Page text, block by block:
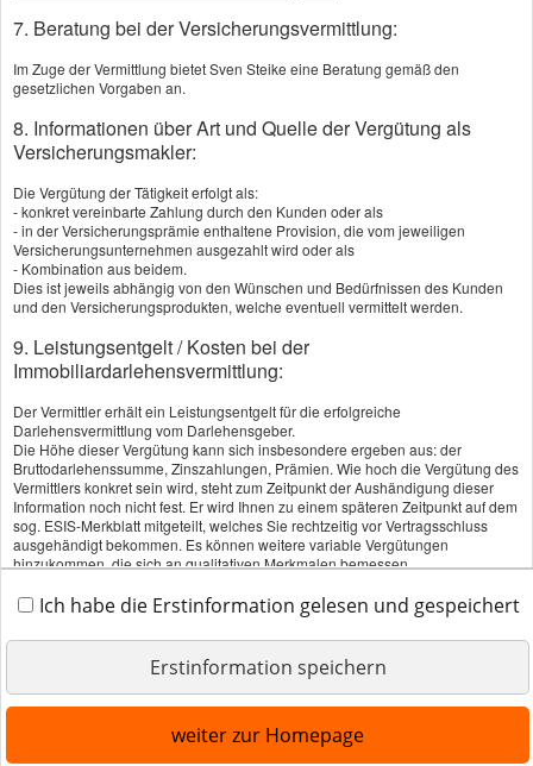
Rechtliche Hinweise
Datenschutz
Erstinformation
Beschwerden
Cookies
Vertrag widerrufen
Diese Website verwendet Cookies. Einige Cookies sind
für den Betrieb der Website unbedingt erforderlich.
Andere Cookies sind optional und erweitern den
Funktionsumfang. Sie können Ihre Einwilligung
jederzeit widerrufen. Nähere Informationen finden Sie
in derDatenschutzerklärung.
alle Cookies erlauben
nur notwendige Cookies
7. Beratung bei der Versicherungsvermittlung:
Im Zuge der Vermittlung bietet Sven Steike eine Beratung gemäß den
gesetzlichen Vorgaben an.
8. Informationen über Art und Quelle der Vergütung als
Versicherungsmakler:
Die Vergütung der Tätigkeit erfolgt als:
- konkret vereinbarte Zahlung durch den Kunden oder als
- in der Versicherungsprämie enthaltene Provision, die vom jeweiligen
Versicherungsunternehmen ausgezahlt wird oder als
- Kombination aus beidem.
Dies ist jeweils abhängig von den Wünschen und Bedürfnissen des Kunden
und den Versicherungsprodukten, welche eventuell vermittelt werden.
9. Leistungsentgelt / Kosten bei der
Immobiliardarlehensvermittlung:
Der Vermittler erhält ein Leistungsentgelt für die erfolgreiche
Darlehensvermittlung vom Darlehensgeber.
Die Höhe dieser Vergütung kann sich insbesondere ergeben aus: der
Bruttodarlehenssumme, Zinszahlungen, Prämien. Wie hoch die Vergütung des
Vermittlers konkret sein wird, steht zum Zeitpunkt der Aushändigung dieser
Information noch nicht fest. Er wird Ihnen zu einem späteren Zeitpunkt auf dem
sog. ESIS-Merkblatt mitgeteilt, welches Sie rechtzeitig vor Vertragsschluss
ausgehändigt bekommen. Es können weitere variable Vergütungen
hinzukommen, die sich an qualitativen Merkmalen bemessen.
10. Produktauswahlpalette bei der
Der Vermittler wird unabhängig tätig.
11. Beratung bei der Immobiliardarlehensvermittlung:
Die Tätigkeit als Immobiliardarlehensvermittler beinhaltet auch Beratung.
Ich habe die Erstinformation gelesen und gespeichert
Erstinformation speichern
weiter zur Homepage